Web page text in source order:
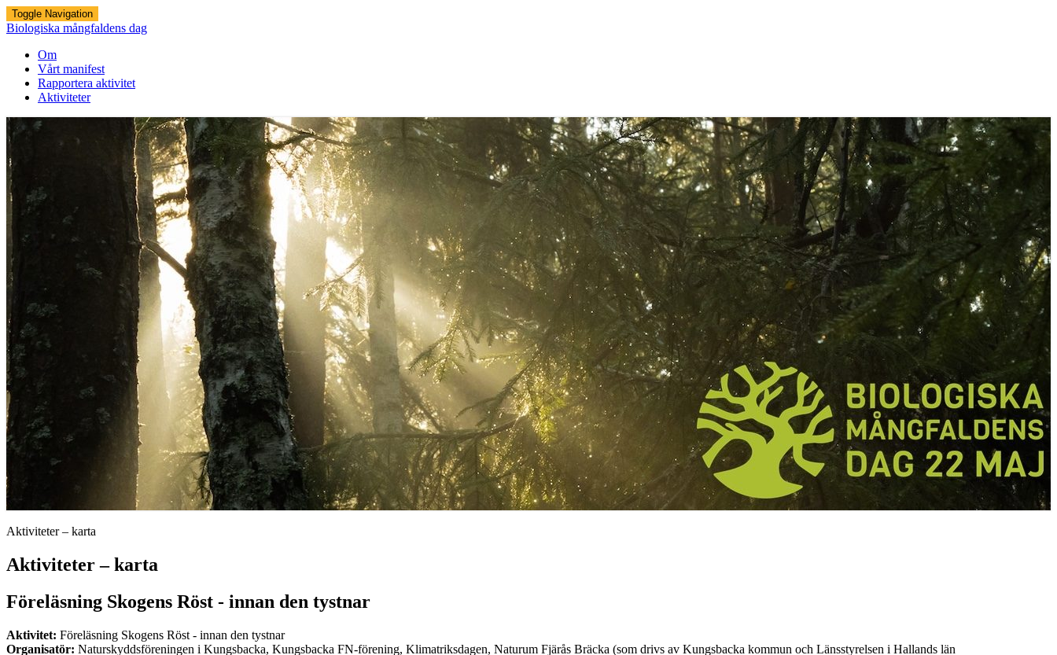
Toggle Navigation
Biologiska mångfaldens dag
Om
Vårt manifest
Rapportera aktivitet
Aktiviteter
Aktiviteter – karta
Aktiviteter – karta
Föreläsning Skogens Röst - innan den tystnar
Aktivitet: Föreläsning Skogens Röst - innan den tystnar
Organisatör: Naturskyddsföreningen i Kungsbacka, Kungsbacka FN-förening, Klimatriksdagen, Naturum Fjärås Bräcka (som drivs av Kungsbacka kommun och Länsstyrelsen i Hallands län